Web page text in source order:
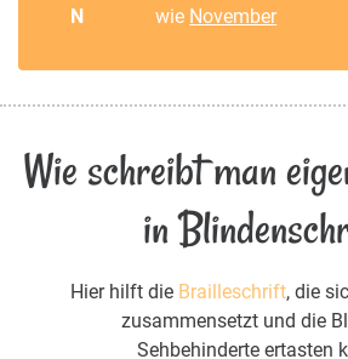
N
wie November
Wie schreibt man
in
Hier hilft die Brailleschrift, die
zusammensetzt und die
Sehbehinderte ertasten